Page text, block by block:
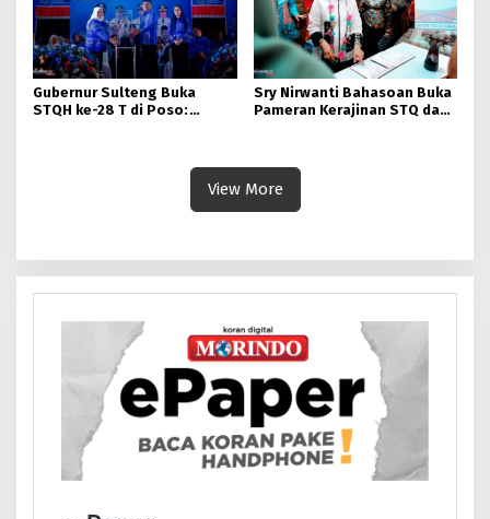
Gubernur Sulteng Buka
STQH ke-28 T di Poso:
Sry Nirwanti Bahasoan Buka
Pameran Kerajinan STQ dan
View More